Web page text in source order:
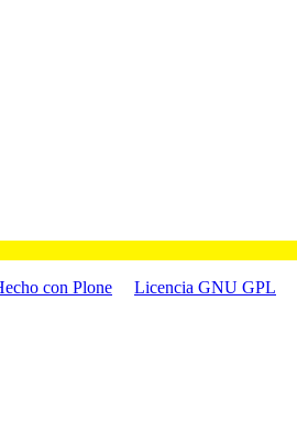
con Plone
Licencia GNU GPL